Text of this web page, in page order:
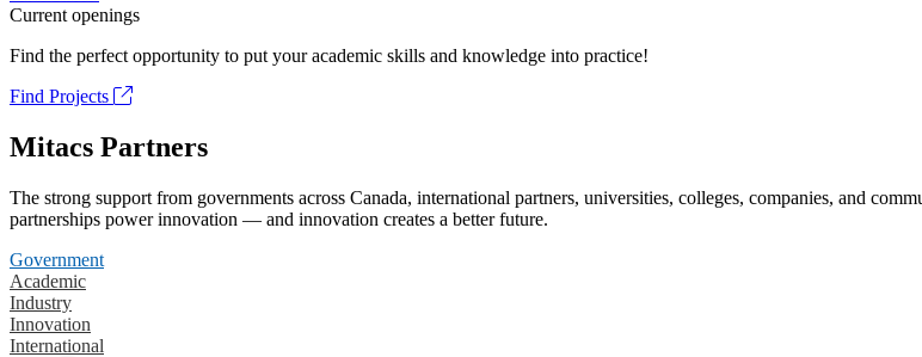
Current openings
Find the perfect opportunity to put your academic skills and knowledge into practice!
Find Projects
Mitacs Partners
The strong support from governments across Canada, international partners, universities, colleges, companies, and
partnerships power innovation — and innovation creates a better future.
Government
Academic
Industry
Innovation
International